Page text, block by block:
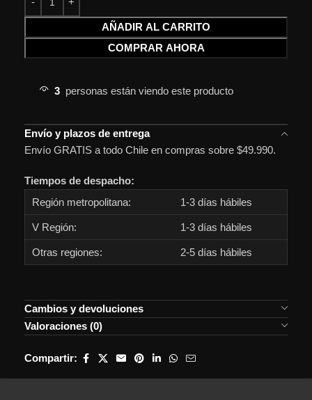
AÑADIR AL CARRITO
COMPRAR AHORA
3 personas están viendo este producto
Envío y plazos de entrega
Envío GRATIS a todo Chile en compras sobre $49.990.
Tiempos de despacho:
Región metropolitana:
1-3 días hábiles
V Región: 1-3 días hábiles
Otras regiones: 2-5 días hábiles
Cambios y devoluciones
Valoraciones (0)
Compartir: